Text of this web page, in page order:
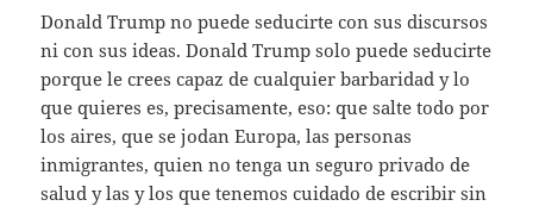
Donald Trump no puede seducirte con sus discursos
ni con sus ideas. Donald Trump solo puede seducirte
porque le crees capaz de cualquier barbaridad y lo
que quieres es, precisamente, eso: que salte todo por
los aires, que se jodan Europa, las personas
inmigrantes, quien no tenga un seguro privado de
salud y las y los que tenemos cuidado de escribir sin